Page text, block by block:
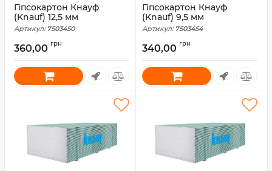
Гіпсокартон Кнауф
(Knauf) 12,5 мм
Артикул: 7503450
360,00 грн
Гіпсокартон Кнауф
(Knauf) 9,5 мм
Артикул: 7503454
340,00 грн